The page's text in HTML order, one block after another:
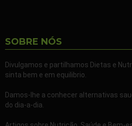
SOBRE NÓS
Divulgamos e partilhamos Dietas e
sinta bem e em equilibrio.
Damos-lhe a conhecer alternativas
do dia-a-dia.